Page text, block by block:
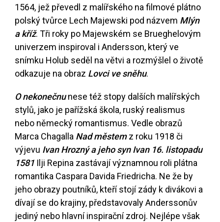
1564, jež převedl z malířského na filmové plátno
polský tvůrce Lech Majewski pod názvem Mlýn
a kříž. Tři roky po Majewském se Brueghelovým
univerzem inspiroval i Andersson, který ve
snímku Holub seděl na větvi a rozmýšlel o životě
odkazuje na obraz Lovci ve sněhu.
O nekonečnunese též stopy dalších malířských
stylů, jako je pařížská škola, ruský realismus
nebo německý romantismus. Vedle obrazů
Marca Chagalla Nad městemz roku 1918 či
výjevu Ivan Hrozný a jeho syn Ivan 16. listopadu
1581 Ilji Repina zastávají významnou roli plátna
romantika Caspara Davida Friedricha. Ne že by
jeho obrazy poutníků, kteří stojí zády k divákovi a
dívají se do krajiny, představovaly Anderssonův
jediný nebo hlavní inspirační zdroj. Nejlépe však